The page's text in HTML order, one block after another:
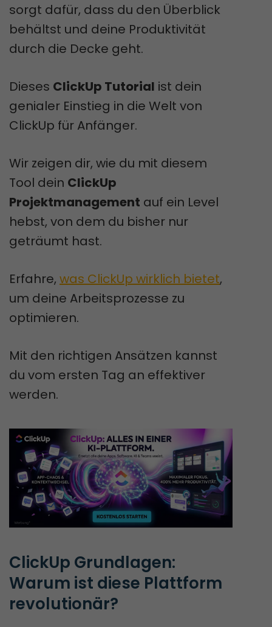
sorgt dafür, dass du den Überblick
behältst und deine Produktivität
durch die Decke geht.
Dieses ClickUp Tutorial ist dein
genialer Einstieg in die Welt von
ClickUp für Anfänger.
Wir zeigen dir, wie du mit diesem
Tool dein ClickUp
Projektmanagement auf ein Level
hebst, von dem du bisher nur
geträumt hast.
Erfahre, was ClickUp wirklich bietet,
um deine Arbeitsprozesse zu
optimieren.
Mit den richtigen Ansätzen kannst
du vom ersten Tag an effektiver
werden.
ClickUp Grundlagen:
Warum ist diese Plattform
revolutionär?